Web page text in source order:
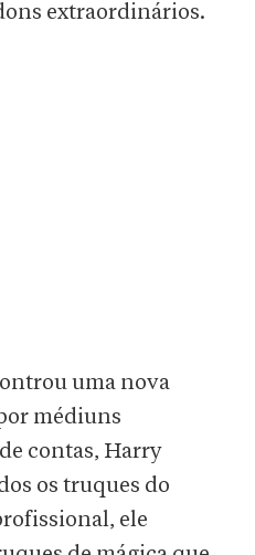
extraordinários.
uma nova
médiuns
contas, Harry
os truques do
ele